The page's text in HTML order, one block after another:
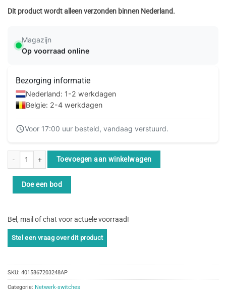
Dit product wordt alleen verzonden binnen Nederland.
Magazijn
Op voorraad online
Bezorging informatie
Nederland: 1-2 werkdagen
Belgie: 2-4 werkdagen
Voor 17:00 uur besteld, vandaag verstuurd.
LevelOne FGP-3400W250 netwerk-switch Unmanaged Fast Ethernet (10/
Toevoegen aan winkelwagen
Doe een bod
Bel, mail of chat voor actuele voorraad!
SKU: 4015867203248AP
Categorie: Netwerk-switches